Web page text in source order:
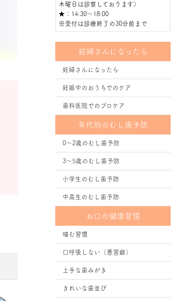
木曜日は診察しております）
★ ：14:30～18:00
※受付は診療終了の30分前まで
妊婦さんになったら
妊婦さんになったら
妊娠中のおうちでのケア
歯科医院でのプロケア
年代別のむし歯予防
0～2歳のむし歯予防
3～5歳のむし歯予防
小学生のむし歯予防
中高生のむし歯予防
お口の健康習慣
噛む習慣
口呼吸しない（悪習癖）
上手な歯みがき
きれいな歯並び